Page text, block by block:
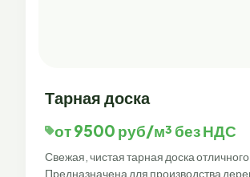
Тарная доска
от 9500 руб/м³ без НДС
Свежая, чистая тарная доска отличного
Предназначена для производства